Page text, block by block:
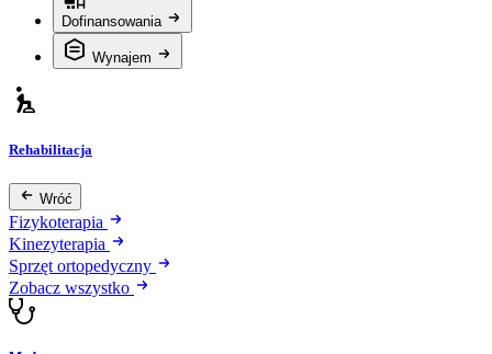
Dofinansowania
Wynajem
Rehabilitacja
Wróć
Fizykoterapia
Kinezyterapia
Sprzęt ortopedyczny
Zobacz wszystko